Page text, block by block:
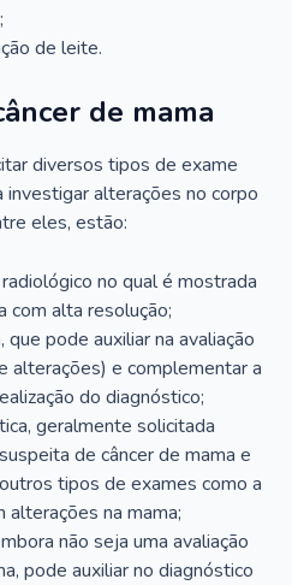
de leite.
de mama
diversos tipos de exame
investigar alterações no corpo
eles, estão:
no qual é mostrada
com alta resolução;
pode auxiliar na avaliação
alterações) e complementar a
do diagnóstico;
geralmente solicitada
de câncer de mama e
tipos de exames como a
alterações na mama;
não seja uma avaliação
pode auxiliar no diagnóstico